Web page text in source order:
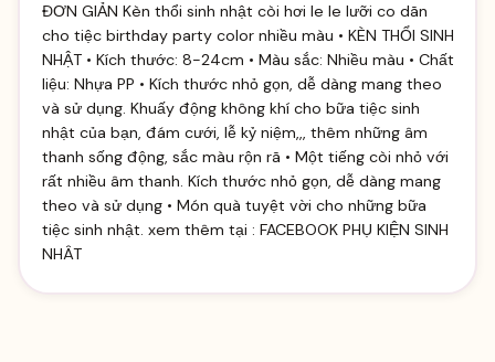
ĐƠN GIẢN Kèn thổi sinh nhật còi hơi le le lưỡi co dãn
cho tiệc birthday party color nhiều màu • KÈN THỔI SINH
NHẬT • Kích thước: 8-24cm • Màu sắc: Nhiều màu • Chất
liệu: Nhựa PP • Kích thước nhỏ gọn, dễ dàng mang theo
và sử dụng. Khuấy động không khí cho bữa tiệc sinh
nhật của bạn, đám cưới, lễ kỷ niệm,,, thêm những âm
thanh sống động, sắc màu rộn rã • Một tiếng còi nhỏ với
rất nhiều âm thanh. Kích thước nhỏ gọn, dễ dàng mang
theo và sử dụng • Món quà tuyệt vời cho những bữa
tiệc sinh nhật. xem thêm tại : FACEBOOK PHỤ KIỆN SINH
NHÂT